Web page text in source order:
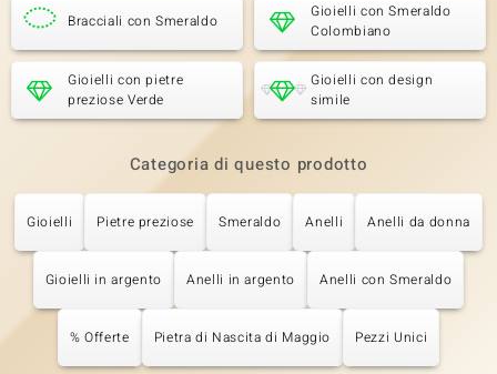
Bracciali con Smeraldo
Gioielli con Smeraldo
Colombiano
Gioielli con pietre
preziose Verde
Gioielli con design
simile
Categoria di questo prodotto
Gioielli Pietre preziose Smeraldo Anelli Anelli da donna
Gioielli in argento Anelli in argento Anelli con Smeraldo
% Offerte Pietra di Nascita di Maggio Pezzi Unici